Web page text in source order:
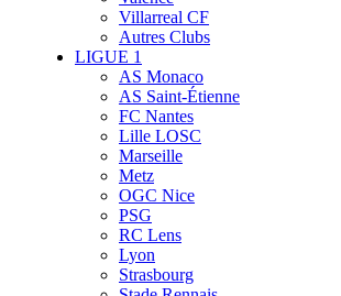
Villarreal CF
Autres Clubs
LIGUE 1
AS Monaco
AS Saint-Étienne
FC Nantes
Lille LOSC
Marseille
Metz
OGC Nice
PSG
RC Lens
Lyon
Strasbourg